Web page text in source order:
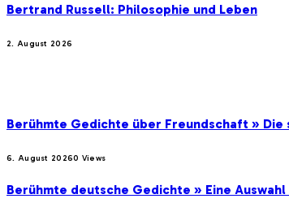
Bertrand Russell: Philosophie und Leben
2. August 2026
Berühmte Gedichte über Freundschaft »
6. August 20260 Views
Berühmte deutsche Gedichte » Eine